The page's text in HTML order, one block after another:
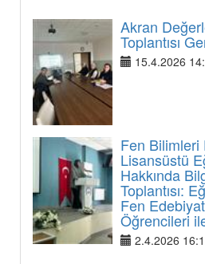
Akran
Toplantısı
15.4.2026
Fen Bilimleri
Lisansüstü
Hakkında
Toplantısı:
Fen
Öğrencileri
2.4.2026